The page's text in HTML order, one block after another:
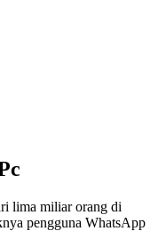
lima miliar orang di
pengguna WhatsApp